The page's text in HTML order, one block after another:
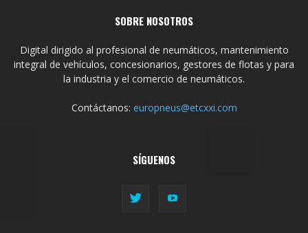
SOBRE NOSOTROS
Digital dirigido al profesional de neumáticos, mantenimiento
integral de vehículos, concesionarios, gestores de flotas y para
la industria y el comercio de neumáticos.
Contáctanos: europneus@etcxxi.com
SÍGUENOS